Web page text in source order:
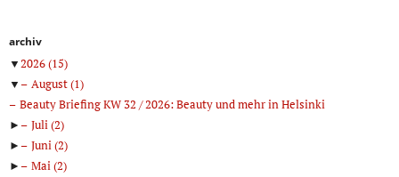
archiv
▼2026(15)
▼
August(1)
Beauty Briefing KW 32 / 2026: Beauty und mehr in Helsinki
►
Juli(2)
►
Juni(2)
►
Mai(2)